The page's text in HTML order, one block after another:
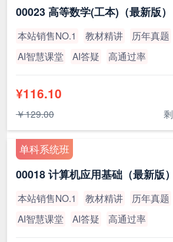
00023 高等数学(工本)（最新版）
本站销售NO.1 教材精讲 历年真题
AI智慧课堂
AI答疑 高通过率
¥116.10
￥129.00 剩
单科系统班
00018 计算机应用基础（最新版）
本站销售NO.1 教材精讲 历年真题
AI智慧课堂
AI答疑 高通过率